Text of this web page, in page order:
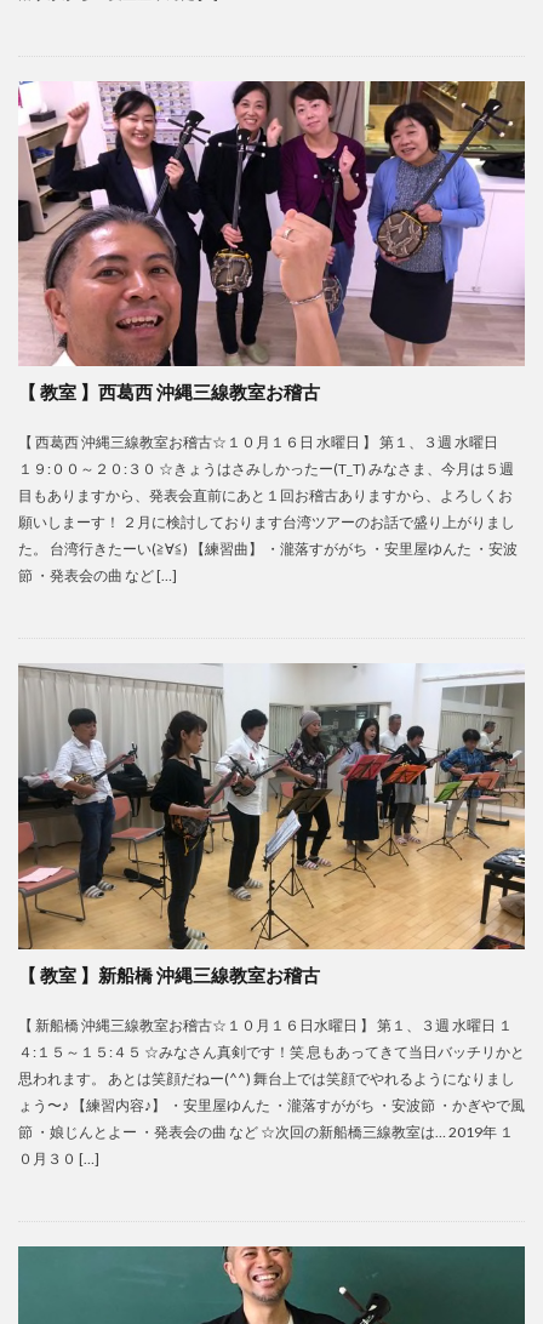
【 教室 】西葛西 沖縄三線教室お稽古
【 西葛西 沖縄三線教室お稽古☆１０月１６日 水曜日 】 第１、３週 水曜日
１９:００～２０:３０ ☆きょうはさみしかったー(T_T) みなさま、今月は５週
目もありますから、発表会直前にあと１回お稽古ありますから、よろしくお
願いしまーす！ ２月に検討しております台湾ツアーのお話で盛り上がりまし
た。 台湾行きたーい(≧∀≦) 【練習曲】 ・瀧落すががち ・安里屋ゆんた ・安波
節 ・発表会の曲 など […]
【 教室 】新船橋 沖縄三線教室お稽古
【 新船橋 沖縄三線教室お稽古☆１０月１６日水曜日 】 第１、３週 水曜日 １
４:１５～１５:４５ ☆みなさん真剣です！笑 息もあってきて当日バッチリかと
思われます。 あとは笑顔だねー(^^) 舞台上では笑顔でやれるようになりまし
ょう〜♪ 【練習内容♪】 ・安里屋ゆんた ・瀧落すががち ・安波節 ・かぎやで風
節 ・娘じんとよー ・発表会の曲 など ☆次回の新船橋三線教室は… 2019年 １
０月３０ […]